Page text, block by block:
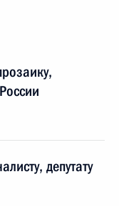
депутату